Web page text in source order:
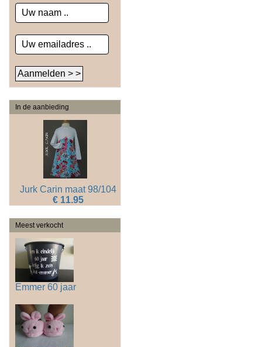
In de aanbieding
Jurk Carin maat 98/104
€ 11.95
Meest verkocht
Emmer 60 jaar